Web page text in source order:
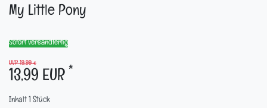
My Little Pony
Sofort versandfertig
UVP 19,99 €
13,99 EUR
*
Inhalt Stück